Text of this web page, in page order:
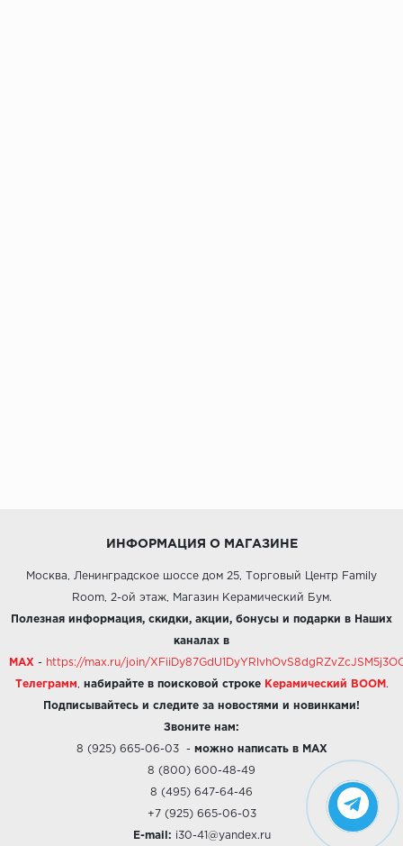
ИНФОРМАЦИЯ О МАГАЗИНЕ
Москва, Ленинградское шоссе дом 25, Торговый Центр Family
Room, 2-ой этаж, Магазин Керамический Бум.
Полезная информация, скидки, акции, бонусы и подарки в Наших
каналах в
MAX - https://max.ru/join/
Телеграмм набирайте в поисковой строке Керамический BOOM .
Подписывайтесь и следите за новостями и новинками!
Звоните нам:
8 (925) 665-06-03- можно написать в MAX
8 (800) 600-48-49
8 (495) 647-64-46
+7 (925) 665-06-03
E-mail: i30-41@yandex.ru